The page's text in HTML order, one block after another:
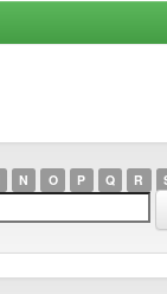
N O P Q R